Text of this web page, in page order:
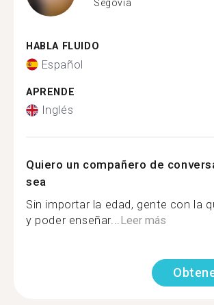
Segovia
HABLA FLUIDO
Español
APRENDE
Inglés
Quiero un compañero de
sea
Sin importar la edad, gente con la
y poder enseñar...Leer más